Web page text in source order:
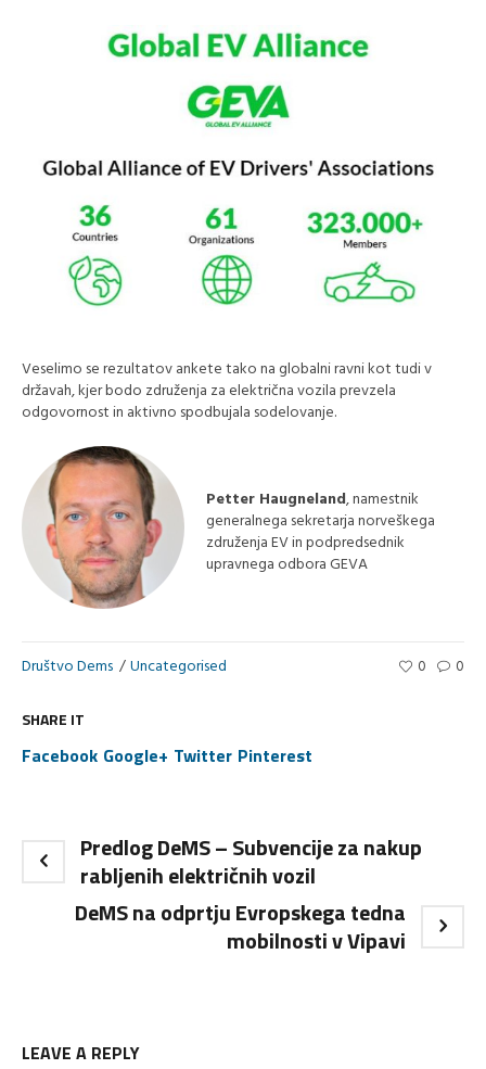
Veselimo se rezultatov ankete tako na globalni ravni kot tudi v
državah, kjer bodo združenja za električna vozila prevzela
odgovornost in aktivno spodbujala sodelovanje.
Petter Haugneland, namestnik
generalnega sekretarja norveškega
združenja EV in podpredsednik
upravnega odbora GEVA
Društvo Dems Uncategorised 0 0
SHARE IT
Facebook Google+ Twitter Pinterest
Predlog DeMS – Subvencije za nakup
rabljenih električnih vozil
DeMS na odprtju Evropskega tedna
mobilnosti v Vipavi
LEAVE A REPLY